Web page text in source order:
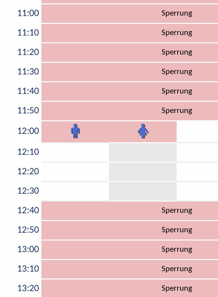
11:00 Sperrung
11:10 Sperrung
11:20 Sperrung
11:30 Sperrung
11:40 Sperrung
11:50 Sperrung
12:00
12:10
12:20
12:30
12:40
Sperrung
12:50 Sperrung
13:00 Sperrung
13:10 Sperrung
13:20 Sperrung